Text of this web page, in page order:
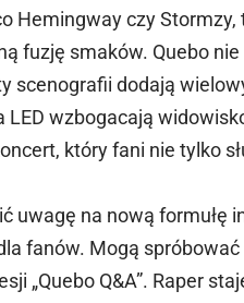
Hemingway czy
fuzję smaków. Quebo
scenografii dodają
LED wzbogacają
który fani nie tylko
uwagę na nową formułę
fanów. Mogą
„Quebo Q&A”. Raper